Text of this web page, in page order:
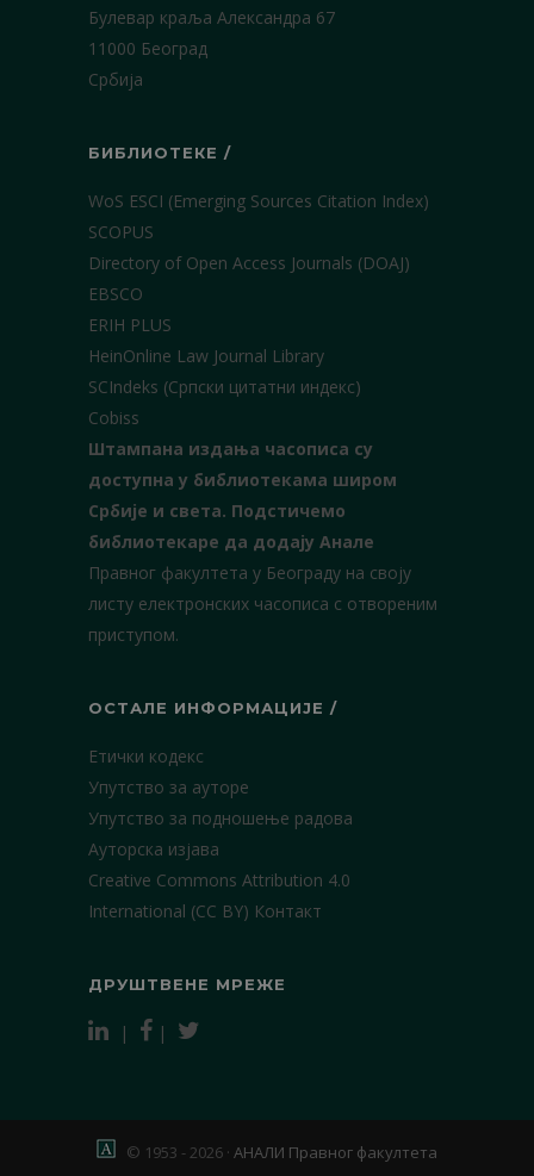
Булевар краља Александра 67
11000 Београд
Србија
БИБЛИОТЕКЕ /
WoS ESCI (Emerging Sources Citation Index)
SCOPUS
Directory of Open Access Journals (DOAJ)
EBSCO
ERIH PLUS
HeinOnline Law Journal Library
SCIndeks (Српски цитатни индекс)
Cobiss
Штампана издања часописа су
доступна у библиотекама широм
Србије и света. Подстичемо
библиотекаре да додају Анале
Правног факултета у Београду на своју
листу електронских часописа с отвореним
приступом.
ОСТАЛЕ ИНФОРМАЦИЈЕ /
Етички кодекс
Упутство за ауторе
Упутство за подношење радова
Ауторска изјава
Creative Commons Attribution 4.0
International (CC BY) Контакт
ДРУШТВЕНЕ МРЕЖЕ
| |
© 1953 - 2026 · АНАЛИ Правног факултета